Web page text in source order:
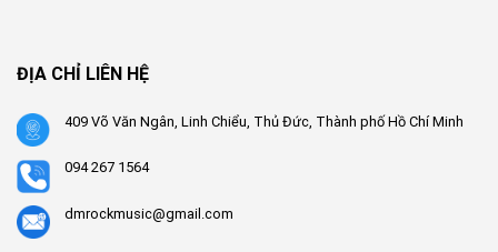
ĐỊA CHỈ LIÊN HỆ
409 Võ Văn Ngân, Linh Chiểu, Thủ Đức, Thành phố Hồ Chí Minh
094 267 1564
dmrockmusic@gmail.com